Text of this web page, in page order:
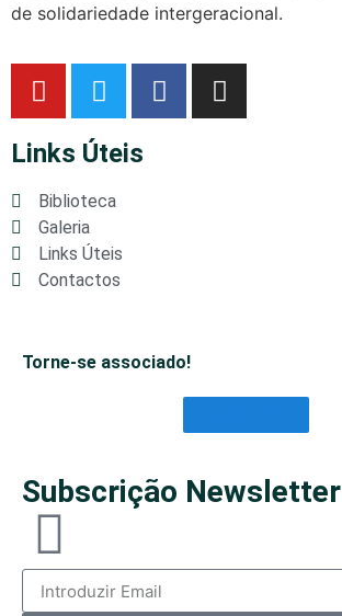
de solidariedade intergeracional.
Links Úteis
Biblioteca
Galeria
Links Úteis
Contactos
Torne-se associado!
Subscrição Newsletter